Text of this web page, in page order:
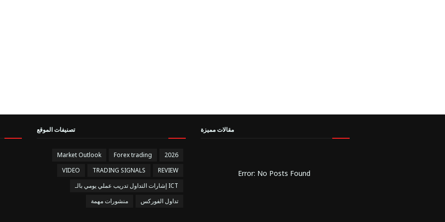
تصنيفات الموقع
2026
Forex trading
Market Outlook
REVIEW
TRADING SIGNALS
VIDEO
إشارات التداول تدريب عملي يومي بالـ ICT
تداول الفوركس
منشورات مهمة
مقالات مميزة
Error: No Posts Found